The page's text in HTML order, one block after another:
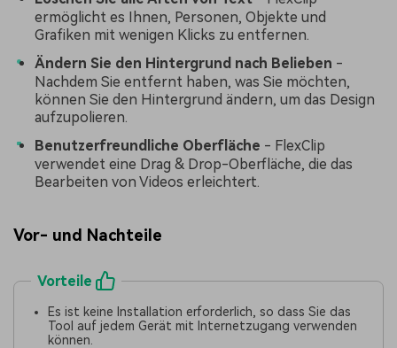
ermöglicht es Ihnen, Personen, Objekte und
Grafiken mit wenigen Klicks zu entfernen.
Ändern Sie den Hintergrund nach Belieben -
Nachdem Sie entfernt haben, was Sie möchten,
können Sie den Hintergrund ändern, um das Design
aufzupolieren.
Benutzerfreundliche Oberfläche - FlexClip
verwendet eine Drag & Drop-Oberfläche, die das
Bearbeiten von Videos erleichtert.
Vor- und Nachteile
Vorteile
Es ist keine Installation erforderlich, so dass Sie das
Tool auf jedem Gerät mit Internetzugang verwenden
können.